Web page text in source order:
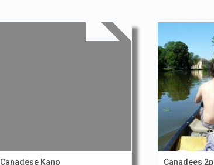
Canadese Kano Canadees 2p